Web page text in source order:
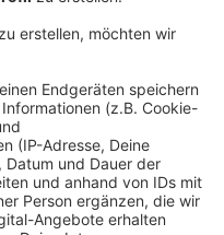
bekommen. Es gibt
HIV Infektion
Aidstag am
ein Team in der
aufmerksam.
Wintermarkt im Hof
statt.